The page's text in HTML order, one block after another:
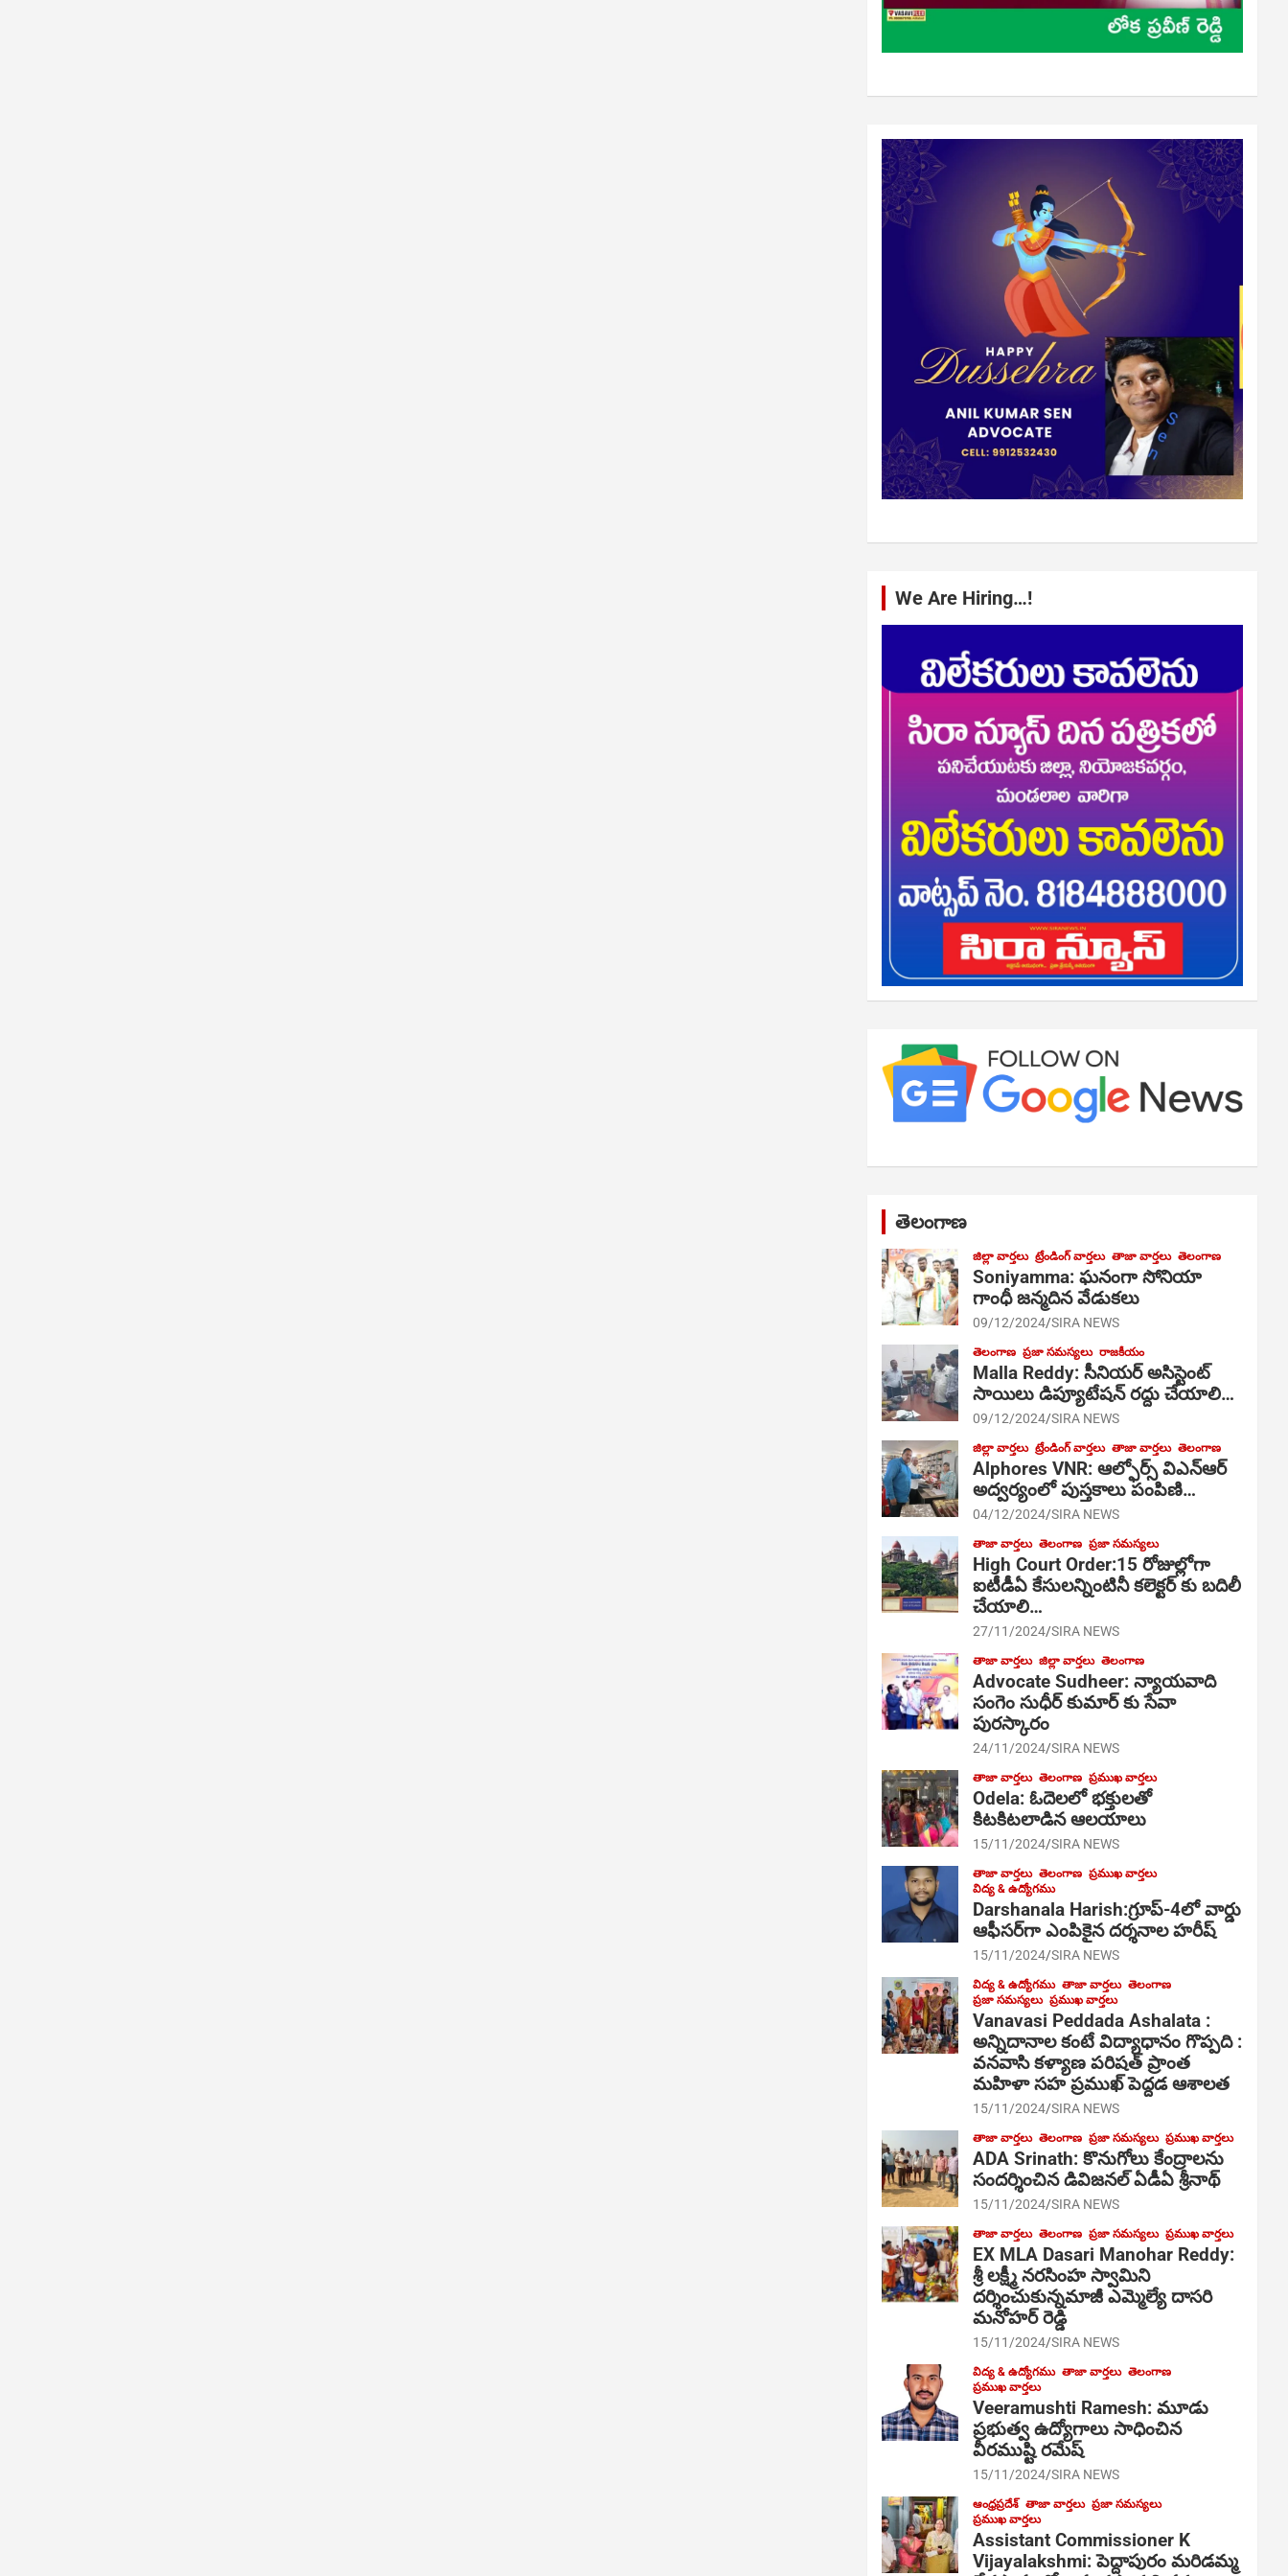
We Are Hiring…!
తెలంగాణ
జిల్లా వార్తలు ట్రేండింగ్ వార్తలు తాజా వార్తలు తెలంగాణ
Soniyamma: ఘ‌నంగా సోనియా
గాంధీ జ‌న్మ‌దిన వేడుక‌లు
09/12/2024 SIRA NEWS
తెలంగాణ ప్రజా సమస్యలు రాజకీయం
Malla Reddy: సీనియర్ అసిస్టెంట్
సాయిలు డిప్యూటేషన్ రద్దు చేయాలి…
09/12/2024 SIRA NEWS
జిల్లా వార్తలు ట్రేండింగ్ వార్తలు తాజా వార్తలు తెలంగాణ
Alphores VNR: ఆల్ఫోర్స్ విఎన్ఆర్
అద్వర్యంలో పుస్తకాలు పంపిణి…
04/12/2024 SIRA NEWS
తాజా వార్తలు తెలంగాణ ప్రజా సమస్యలు
High Court Order:15 రోజుల్లోగా
ఐటీడీఏ కేసులన్నింటినీ కలెక్టర్ కు బదిలీ
చేయాలి…
27/11/2024 SIRA NEWS
తాజా వార్తలు జిల్లా వార్తలు తెలంగాణ
Advocate Sudheer: న్యాయవాది
సంగెం సుధీర్ కుమార్ కు సేవా
పురస్కారం
24/11/2024 SIRA NEWS
తాజా వార్తలు తెలంగాణ ప్రముఖ వార్తలు
Odela: ఓదెల‌లో భక్తులతో
కిటకిటలాడిన ఆల‌యాలు
15/11/2024 SIRA NEWS
తాజా వార్తలు తెలంగాణ ప్రముఖ వార్తలు
విద్య & ఉద్యోగము
Darshanala Harish:గ్రూప్-4లో వార్డు
ఆఫీసర్‌గా ఎంపికైన దర్శనాల హరీష్
15/11/2024 SIRA NEWS
విద్య & ఉద్యోగము తాజా వార్తలు తెలంగాణ
ప్రజా సమస్యలు ప్రముఖ వార్తలు
Vanavasi Peddada Ashalata :
అన్నిదానాల కంటే విద్యాధానం గొప్పది :
వనవాసి కళ్యాణ పరిషత్ ప్రాంత
మహిళా సహ ప్రముఖ్ పెద్దడ ఆశాలత
15/11/2024 SIRA NEWS
తాజా వార్తలు తెలంగాణ ప్రజా సమస్యలు ప్రముఖ వార్తలు
ADA Srinath: కొనుగోలు కేంద్రాల‌ను
సంద‌ర్శించిన డివిజనల్ ఏడీఏ శ్రీనాథ్
15/11/2024 SIRA NEWS
తాజా వార్తలు తెలంగాణ ప్రజా సమస్యలు ప్రముఖ వార్తలు
EX MLA Dasari Manohar Reddy:
శ్రీ లక్ష్మీ నరసింహ స్వామిని
దర్శించుకున్నమాజీ ఎమ్మెల్యే దాసరి
మనోహర్ రెడ్డి
15/11/2024 SIRA NEWS
విద్య & ఉద్యోగము తాజా వార్తలు తెలంగాణ
ప్రముఖ వార్తలు
Veeramushti Ramesh: మూడు
ప్రభుత్వ ఉద్యోగాలు సాధించిన
వీరముష్టి రమేష్
15/11/2024 SIRA NEWS
ఆంధ్రప్రదేశ్ తాజా వార్తలు ప్రజా సమస్యలు
ప్రముఖ వార్తలు
Assistant Commissioner K
Vijayalakshmi: పెద్దాపురం మరిడమ్మ